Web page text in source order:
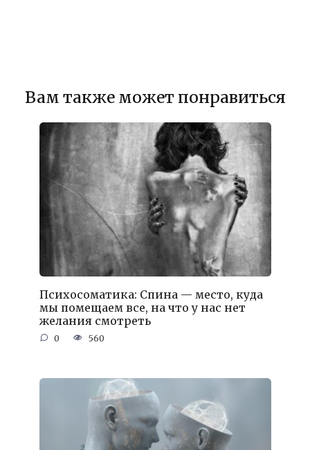
Вам также может понравиться
Психосоматика: Спина — место, куда
мы помещаем все, на что у нас нет
желания смотреть
0 560